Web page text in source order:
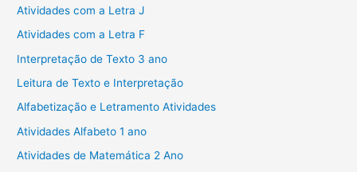
Atividades com a Letra J
Atividades com a Letra F
Interpretação de Texto 3 ano
Leitura de Texto e Interpretação
Alfabetização e Letramento Atividades
Atividades Alfabeto 1 ano
Atividades de Matemática 2 Ano